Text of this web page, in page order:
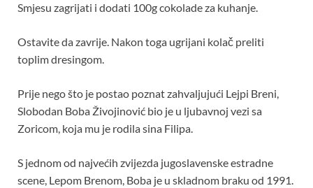
Smjesu zagrijati i dodati 100g cokolade za kuhanje.
Ostavite da zavrije. Nakon toga ugrijani kolač preliti
toplim dresingom.
Prije nego što je postao poznat zahvaljujući Lejpi Breni,
Slobodan Boba Živojinović bio je u ljubavnoj vezi sa
Zoricom, koja mu je rodila sina Filipa.
S jednom od najvećih zvijezda jugoslavenske estradne
scene, Lepom Brenom, Boba je u skladnom braku od 1991.